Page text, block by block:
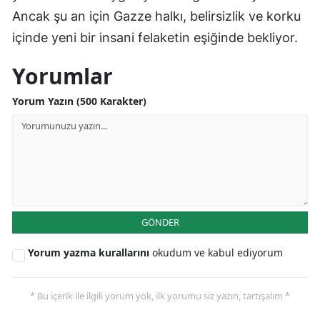
Ancak şu an için Gazze halkı, belirsizlik ve korku
içinde yeni bir insani felaketin eşiğinde bekliyor.
Yorumlar
Yorum Yazın (500 Karakter)
GÖNDER
Yorum yazma kurallarını okudum ve kabul ediyorum
* Bu içerik ile ilgili yorum yok, ilk yorumu siz yazın, tartışalım *